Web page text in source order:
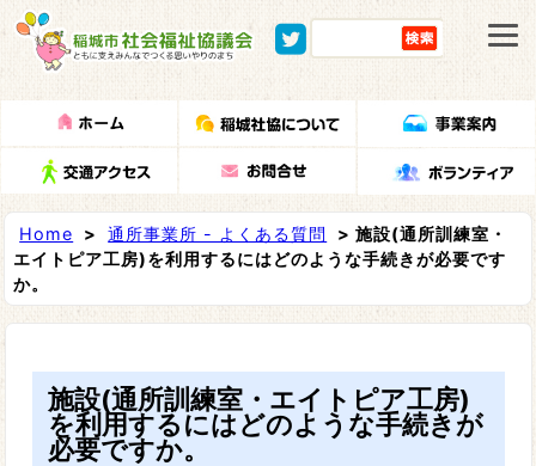
Home > 通所事業所 - よくある質問
> 施設(通所訓練室・
エイトピア工房)を利用するにはどのような手続きが必要です
か。
施設(通所訓練室・エイトピア工房)
を利用するにはどのような手続きが
必要ですか。